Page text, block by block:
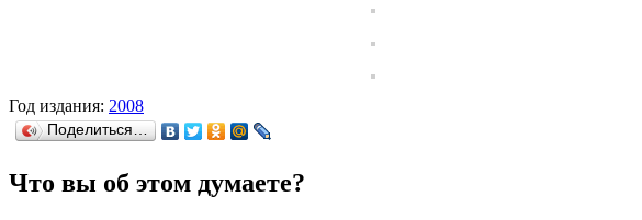
Год издания: 2008
Поделиться…
Что вы об этом думаете?